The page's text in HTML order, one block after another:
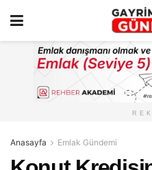
Anasayfa Emlak Gündemi